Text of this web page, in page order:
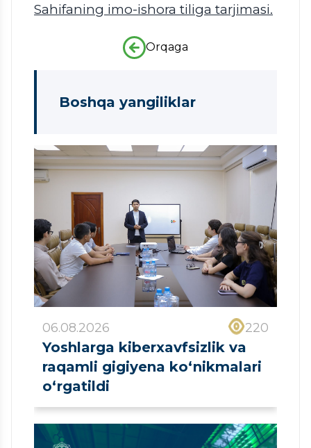
Sahifaning imo-ishora tiliga tarjimasi.
Orqaga
Boshqa yangiliklar
06.08.2026 220
Yoshlarga kiberxavfsizlik va
raqamli gigiyena ko‘nikmalari
o‘rgatildi